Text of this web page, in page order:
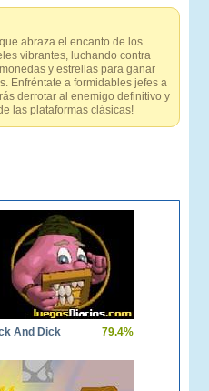
abraza el encanto de los
vibrantes, luchando contra
y estrellas para ganar
Enfréntate a formidables jefes a
derrotar al enemigo definitivo y
las plataformas clásicas!
And Dick 79.4%